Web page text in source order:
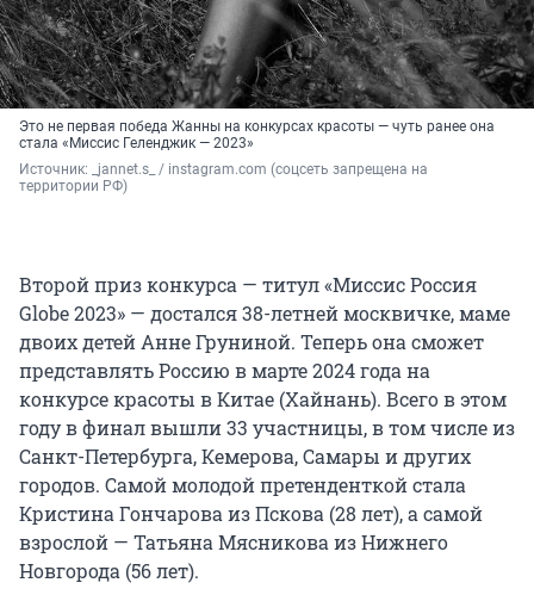
Это не первая победа Жанны на конкурсах красоты — чуть ранее она
стала «Миссис Геленджик — 2023»
Источник:
_jannet.s_ / instagram.com (соцсеть запрещена на
территории РФ)
Второй приз конкурса — титул «Миссис Россия
Globe 2023» — достался 38-летней москвичке, маме
двоих детей Анне Груниной. Теперь она сможет
представлять Россию в марте 2024 года на
конкурсе красоты в Китае (Хайнань). Всего в этом
году в финал вышли 33 участницы, в том числе из
Санкт-Петербурга, Кемерова, Самары и других
городов. Самой молодой претенденткой стала
Кристина Гончарова из Пскова (28 лет), а самой
взрослой — Татьяна Мясникова из Нижнего
Новгорода (56 лет).